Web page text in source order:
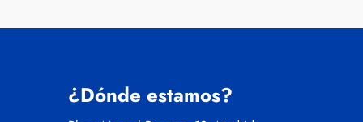
¿Dónde estamos?